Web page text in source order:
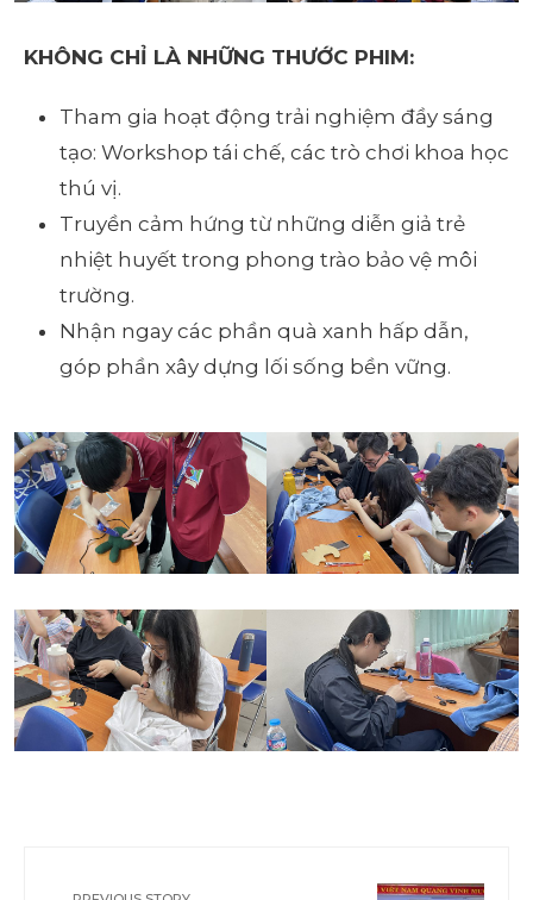
KHÔNG CHỈ LÀ NHỮNG THƯỚC PHIM:
Tham gia hoạt động trải nghiệm đầy sáng
tạo: Workshop tái chế, các trò chơi khoa học
thú vị.
Truyền cảm hứng từ những diễn giả trẻ
nhiệt huyết trong phong trào bảo vệ môi
trường.
Nhận ngay các phần quà xanh hấp dẫn,
góp phần xây dựng lối sống bền vững.